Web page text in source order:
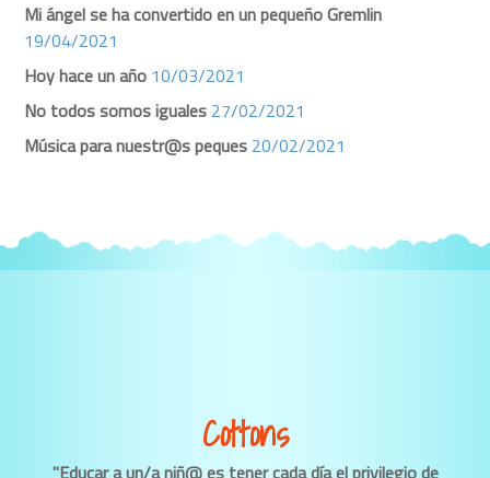
Mi ángel se ha convertido en un pequeño Gremlin
19/04/2021
Hoy hace un año 10/03/2021
No todos somos iguales 27/02/2021
Música para nuestr@s peques 20/02/2021
Cottons
"Educar a un/a niñ@ es tener cada día el privilegio de